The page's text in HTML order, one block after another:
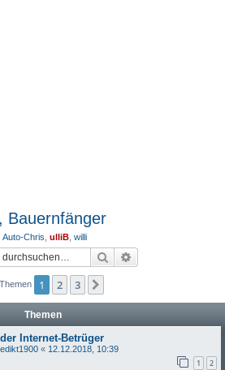
Bauernfänger
Auto-Chris ulliB willi
Suche
1 2 3
Themen
Internet-Betrüger
« 12.12.2018, 10:39
1 2